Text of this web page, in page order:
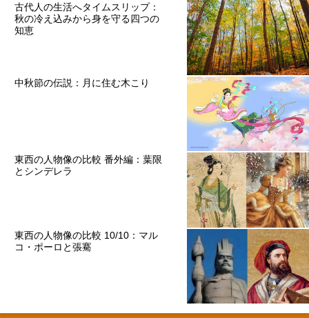
古代人の生活へタイムスリップ：
秋の冷え込みから身を守る四つの
知恵
中秋節の伝説：月に住む木こり
東西の人物像の比較 番外編：葉限
とシンデレラ
東西の人物像の比較 10/10：マル
コ・ポーロと張騫